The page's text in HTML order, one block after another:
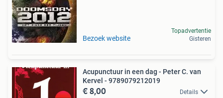
Bezoek website
Topadvertentie
Gisteren
Acupunctuur in een dag - Peter C. van
Kervel - 9789079212019
€ 8,00 Details